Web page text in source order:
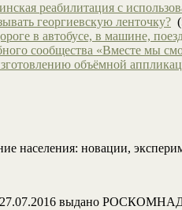
реабилитация с
георгиевскую ленточку?
в автобусе, в машине,
сообщества «Вместе мы
объёмной
населения: новации,
выдано